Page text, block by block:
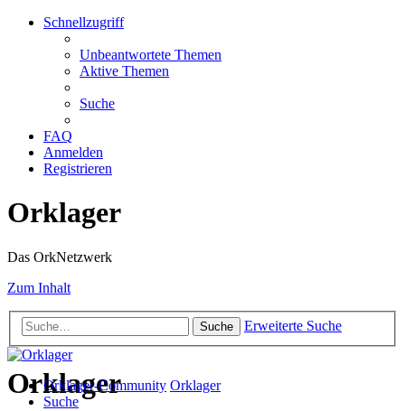
Schnellzugriff
Unbeantwortete Themen
Aktive Themen
Suche
FAQ
Anmelden
Registrieren
Orklager
Das OrkNetzwerk
Zum Inhalt
Suche Erweiterte Suche
Orklager
Orklager-Community Orklager
Suche